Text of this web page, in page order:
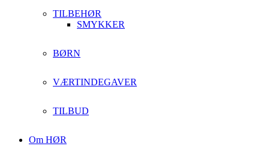
TILBEHØR
SMYKKER
BØRN
VÆRTINDEGAVER
TILBUD
Om HØR